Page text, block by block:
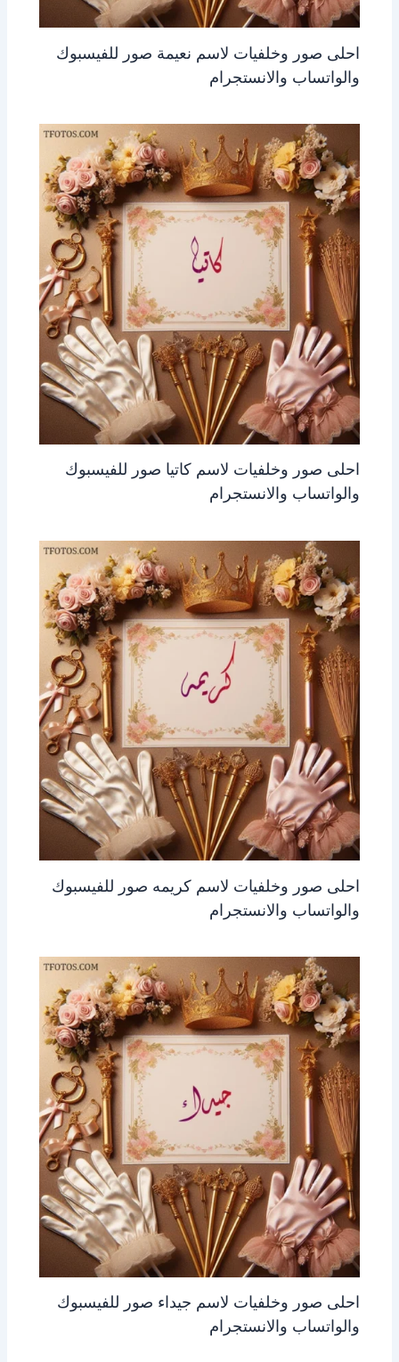
احلى صور وخلفيات لاسم نعيمة صور للفيسبوك
والواتساب والانستجرام
احلى صور وخلفيات لاسم كاتيا صور للفيسبوك
والواتساب والانستجرام
احلى صور وخلفيات لاسم كريمه صور للفيسبوك
والواتساب والانستجرام
احلى صور وخلفيات لاسم جيداء صور للفيسبوك
والواتساب والانستجرام